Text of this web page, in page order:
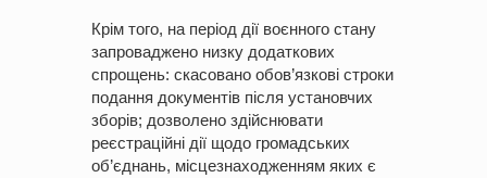
Крім того, на період дії воєнного стану
запроваджено низку додаткових
спрощень: скасовано обов’язкові строки
подання документів після установчих
зборів; дозволено здійснювати
реєстраційні дії щодо громадських
об’єднань, місцезнаходженням яких є